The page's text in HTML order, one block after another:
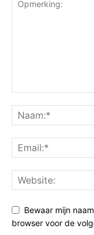
Bewaar mijn
browser voor de